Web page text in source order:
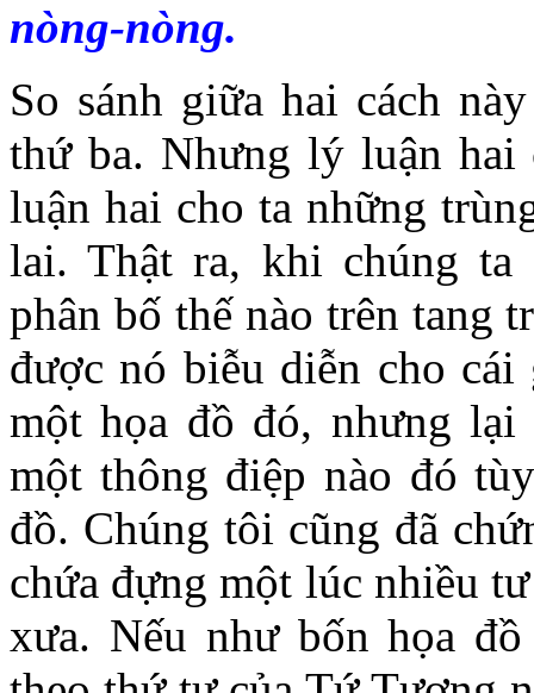
nòng-nòng.
So sánh giữa hai cách
thứ ba. Nhưng lý luận
luận hai cho ta những
lai. Thật ra, khi chúng ta
phân bố thế nào trên tang
được nó biễu diễn cho
một họa đồ đó, nhưng
một thông điệp nào đó
đồ. Chúng tôi cũng đã
chứa đựng một lúc nhiều
xưa. Nếu như bốn họa